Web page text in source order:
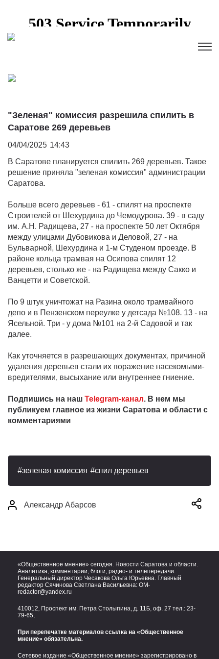
"Зеленая" комиссия разрешила спилить в
Саратове 269 деревьев
04/04/2025 14:43
В Саратове планируется спилить 269 деревьев. Такое
решение приняла "зеленая комиссия" администрации
Саратова.
Больше всего деревьев - 61 - спилят на проспекте
Строителей от Шехурдина до Чемодурова. 39 - в саду
им. А.Н. Радищева, 27 - на проспекте 50 лет Октября
между улицами Дубовикова и Деловой, 27 - на
Бульварной, Шехурдина и 1-м Студеном проезде. В
районе кольца трамвая на Осипова спилят 12
деревьев, столько же - на Радищева между Сакко и
Ванцетти и Советской.
По 9 штук уничтожат на Разина около трамвайного
депо и в Пензенском переулке у детсада №108. 13 - на
Ясельной. Три - у дома №101 на 2-й Садовой и так
далее.
Как уточняется в разрешающих документах, причиной
удаления деревьев стали их поражение насекомыми-
вредителями, высыхание или внутреннее гниение.
Подпишись на наш Telegram-канал. В нем мы
публикуем главное из жизни Саратова и области с
комментариями
зеленая комиссия спил деревьев
Александр Абарсов
«Общественное мнение» сегодня. Новости Саратова и области.
Аналитика, комментарии, блоги, радио- и телепередачи.
Генеральный директор Чесакова Ольга Юрьевна. Главный
редактор Сячинова Светлана Васильевна: OM-
redactor@yandex.ru
410012, Проспект им. Петра Столыпина, д. 11Б, оф. 27 тел.: 23-
79-65,
При перепечатке материалов ссылка на «Общественное
мнение» обязательна.
Сетевое издание «Общественное мнение» зарегистрировано в